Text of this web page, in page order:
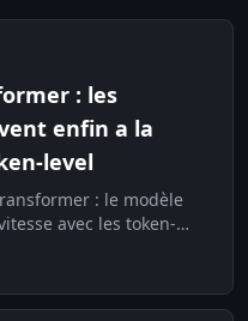
: les
enfin a la
level
: le modèle
avec les token-